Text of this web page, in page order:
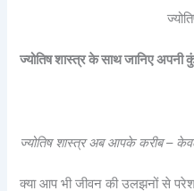
ज्योतिष शास्त्र के साथ जानिए अपनी
ज्योतिष शास्त्र अब आपके करीब –
क्या आप भी जीवन की उलझनों से